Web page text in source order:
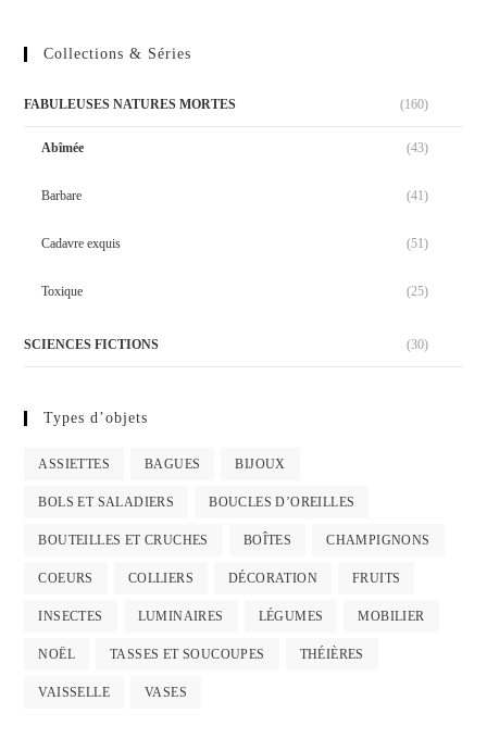
Collections & Séries
FABULEUSES NATURES MORTES (160)
Abîmée (43)
Barbare (41)
Cadavre exquis (51)
Toxique (25)
SCIENCES FICTIONS (30)
Types d’objets
ASSIETTES BAGUES BIJOUX
BOLS ET SALADIERS BOUCLES D’OREILLES
BOUTEILLES ET CRUCHES BOÎTES CHAMPIGNONS
COEURS COLLIERS DÉCORATION FRUITS
INSECTES LUMINAIRES LÉGUMES MOBILIER
NOËL TASSES ET SOUCOUPES THÉIÈRES
VAISSELLE VASES